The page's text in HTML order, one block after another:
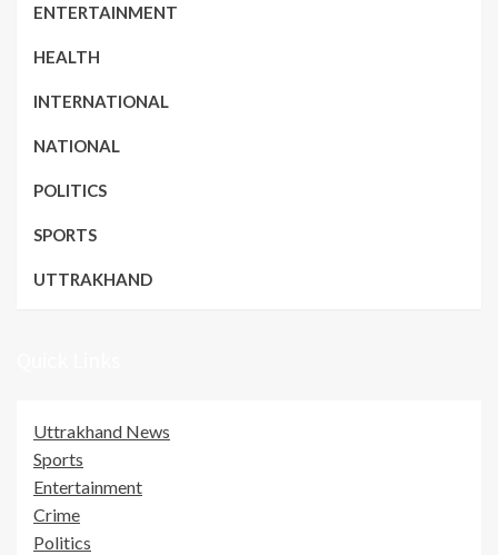
ENTERTAINMENT
HEALTH
INTERNATIONAL
NATIONAL
POLITICS
SPORTS
UTTRAKHAND
Uttrakhand News
Sports
Entertainment
Crime
Politics